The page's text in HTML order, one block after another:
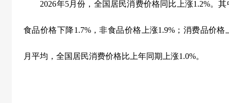
2026年5月份，全国居民消费价格同比上涨1.2%。
食品价格下降1.7%，非食品价格上涨1.9% ；消费品价格
月平均，全国居民消费价格比上年同期上涨1.0%。